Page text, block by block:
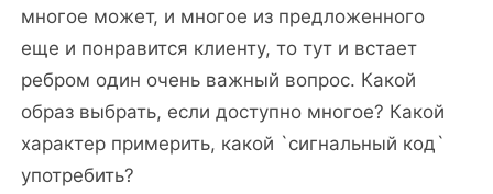
многое может, и многое из предложенного
еще и понравится клиенту, то тут и встает
ребром один очень важный вопрос. Какой
образ выбрать, если доступно многое? Какой
характер примерить, какой `сигнальный код`
употребить?